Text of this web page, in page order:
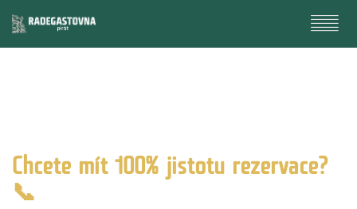
Chcete mít 100% jistotu rezervace?
📞